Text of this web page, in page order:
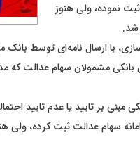
نموده، ولی هنوز
شد.
با ارسال نامه‌ای توسط بانک
مشمولان سهام عدالت که
بر تایید یا عدم تایید
سهام عدالت ثبت کرده، ولی